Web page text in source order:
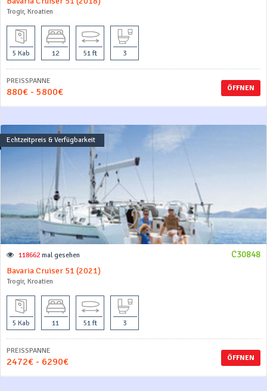
Trogir, Kroatien
5 Kab 12 51 ft 3
ÖFFNEN
PREISSPANNE
880€ - 5800€
Echtzeitpreis & Verfügbarkeit
C30848
118662 mal gesehen
Bavaria Cruiser 51 (2021)
Trogir, Kroatien
5 Kab 11 51 ft 3
ÖFFNEN
PREISSPANNE
2472€ - 6290€